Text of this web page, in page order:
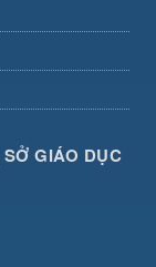
GIÁO DỤC